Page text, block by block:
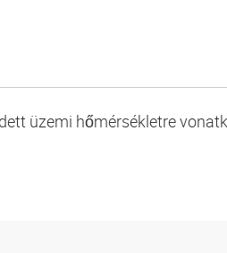
üzemi hőmérsékletre